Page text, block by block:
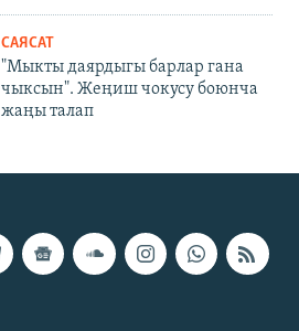
САЯСАТ
"Мыкты даярдыгы барлар гана
чыксын". Жеңиш чокусу боюнча
жаңы талап